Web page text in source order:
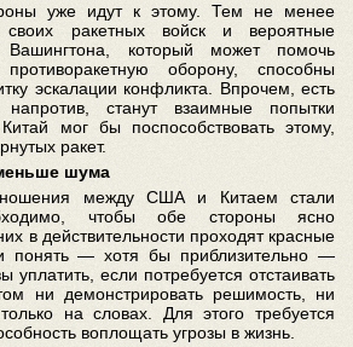
уже идут к этому. Тем не менее
ракетных войск и вероятные
Вашингтона, который может помочь
оборону, способны
эскалации конфликта. Впрочем, есть
станут взаимные попытки
мог бы поспособствовать этому,
ракет.
шума
между США и Китаем стали
чтобы обе стороны ясно
в действительности проходят красные
понять — хотя бы приблизительно —
уплатить, если потребуется отстаивать
ни демонстрировать решимость, ни
на словах. Для этого требуется
воплощать угрозы в жизнь.